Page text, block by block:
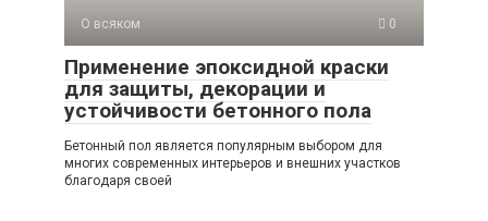
О всяком 0
Применение эпоксидной краски
для защиты, декорации и
устойчивости бетонного пола
Бетонный пол является популярным выбором для
многих современных интерьеров и внешних участков
благодаря своей